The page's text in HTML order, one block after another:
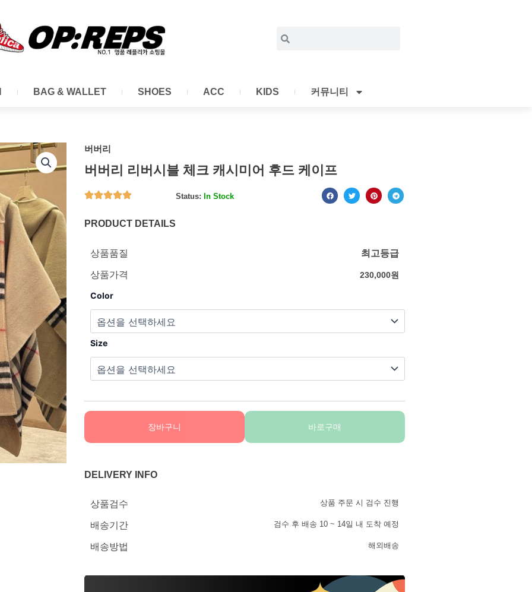
BAG & WALLET SHOES ACC KIDS 커뮤니티
버버리
버버리 리버시블 체크 캐시미어 후드 케이프
Status: In Stock
PRODUCT DETAILS
상품품질 최고등급
상품가격 230,000원
Color
Size
장바구니 바로구매
DELIVERY INFO
상품검수 상품 주문 시 검수 진행
배송기간 검수 후 배송 10 ~ 14일 내 도착 예정
배송방법 해외배송